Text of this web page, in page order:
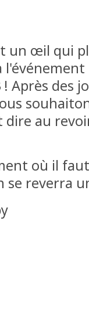
un œil qui
Après des
dire au
où il
se reverra